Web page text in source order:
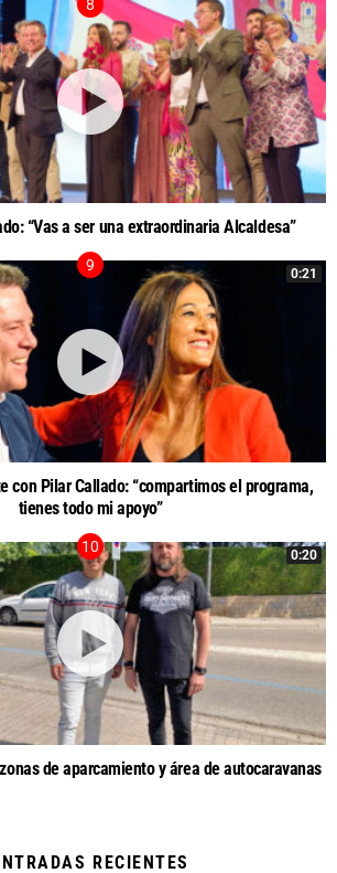
“Vas a ser una extraordinaria Alcaldesa”
0:21
con Pilar Callado: “compartimos el programa,
tienes todo mi apoyo”
0:20
de aparcamiento y área de autocaravanas
RECIENTES